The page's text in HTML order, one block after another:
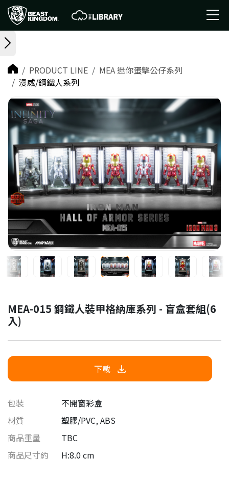
PRODUCT LINE
MEA 迷你蛋擊公仔系列
漫威/鋼鐵人系列
MEA-015 鋼鐵人裝甲格納庫系列 - 盲盒套組(6
入)
下載
包裝
不開窗彩盒
材質
塑膠/PVC, ABS
商品重量
TBC
商品尺寸約
H:8.0 cm